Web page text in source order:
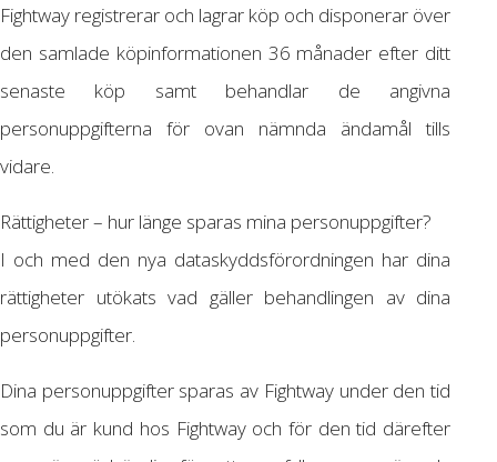
Fightway registrerar och lagrar köp och disponerar över
den samlade köpinformationen 36 månader efter ditt
senaste köp samt behandlar de angivna
personuppgifterna för ovan nämnda ändamål tills
vidare.
Rättigheter – hur länge sparas mina personuppgifter?
I och med den nya dataskyddsförordningen har dina
rättigheter utökats vad gäller behandlingen av dina
personuppgifter.
Dina personuppgifter sparas av Fightway under den tid
som du är kund hos Fightway och för den tid därefter